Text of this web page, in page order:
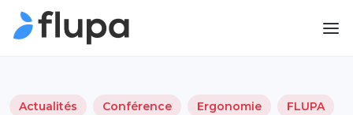
Actualités Conférence Ergonomie FLUPA